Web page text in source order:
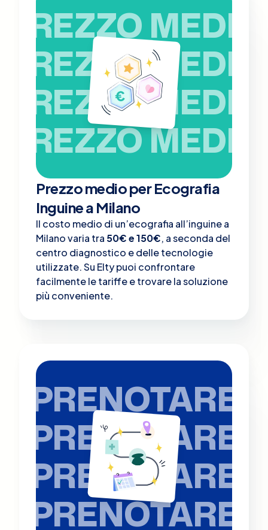
PREZZO MEDIO
PREZZO MEDIO
PREZZO MEDIO
PREZZO MEDIO
Prezzo medio per Ecografia
Inguine a Milano
Il costo medio di un’ecografia all’inguine a
Milano varia tra 50€ e 150€, a seconda del
centro diagnostico e delle tecnologie
utilizzate. Su Elty puoi confrontare
facilmente le tariffe e trovare la soluzione
più conveniente.
PRENOTARE
PRENOTARE
PRENOTARE
PRENOTARE